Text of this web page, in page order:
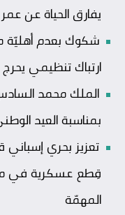
يفارق الحياة عن عمر ناهز
شكوك بعدم أهليّة
ارتباك تنظيمي يحرج
الملك محمد
بمناسبة العيد
تعزيز بحري إسباني
قِطع عسكرية في
المهمّة